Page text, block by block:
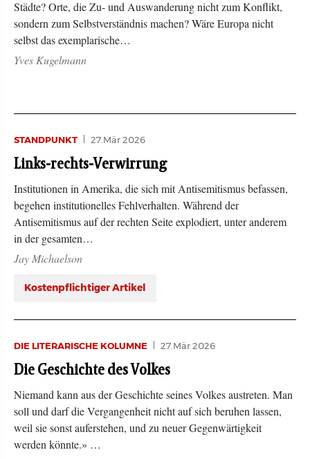
Städte? Orte, die Zu- und Auswanderung nicht zum Konflikt,
sondern zum Selbstverständnis machen? Wäre Europa nicht
selbst das exemplarische…
Yves Kugelmann
STANDPUNKT 27.Mär 2026
Links-rechts-Verwirrung
Institutionen in Amerika, die sich mit Antisemitismus befassen,
begehen institutionelles Fehlverhalten. Während der
Antisemitismus auf der rechten Seite explodiert, unter anderem
in der gesamten…
Jay Michaelson
Kostenpflichtiger Artikel
DIE LITERARISCHE KOLUMNE 27.Mär 2026
Die Geschichte des Volkes
Niemand kann aus der Geschichte seines Volkes austreten. Man
soll und darf die Vergangenheit nicht auf sich beruhen lassen,
weil sie sonst auferstehen, und zu neuer Gegenwärtigkeit
werden könnte.» …